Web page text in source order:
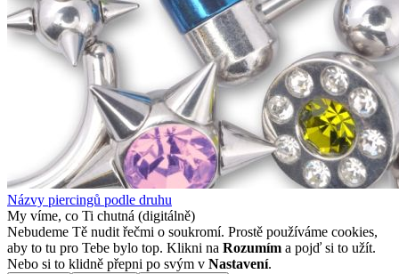
Názvy piercingů podle druhu
My víme, co Ti chutná (digitálně)
Nebudeme Tě nudit řečmi o soukromí. Prostě používáme cookies,
aby to tu pro Tebe bylo top. Klikni na Rozumím a pojď si to užít.
Nebo si to klidně přepni po svým v Nastavení.